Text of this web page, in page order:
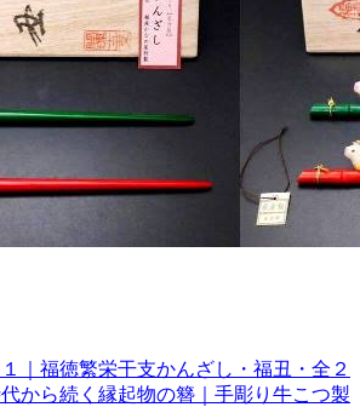
｜福徳繁栄干支かんざし・福丑・全２
から続く縁起物の簪｜手彫り牛こつ製